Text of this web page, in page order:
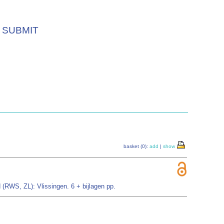
SUBMIT
basket (0): add | show
ZL): Vlissingen. 6 + bijlagen pp.